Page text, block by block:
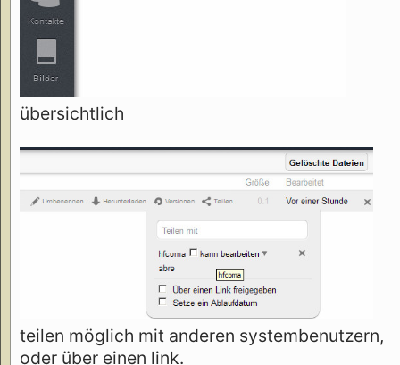
übersichtlich
teilen möglich mit anderen systembenutzern,
oder über einen link.